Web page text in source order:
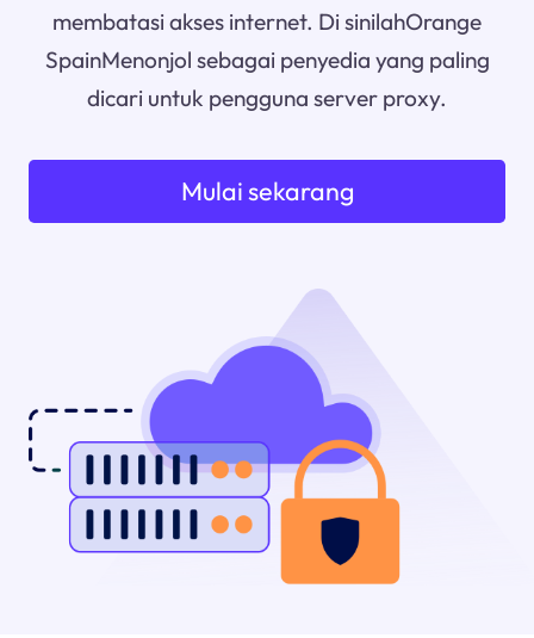
membatasi akses internet. Di sinilahOrange
SpainMenonjol sebagai penyedia yang paling
dicari untuk pengguna server proxy.
Mulai sekarang